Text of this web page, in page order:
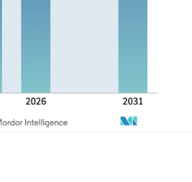
Bild © Mordor Intelligence.